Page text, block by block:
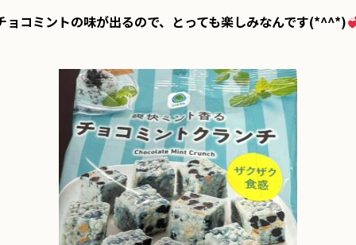
ョコミントの味が出るので、とっても楽しみなんです(*^^*)